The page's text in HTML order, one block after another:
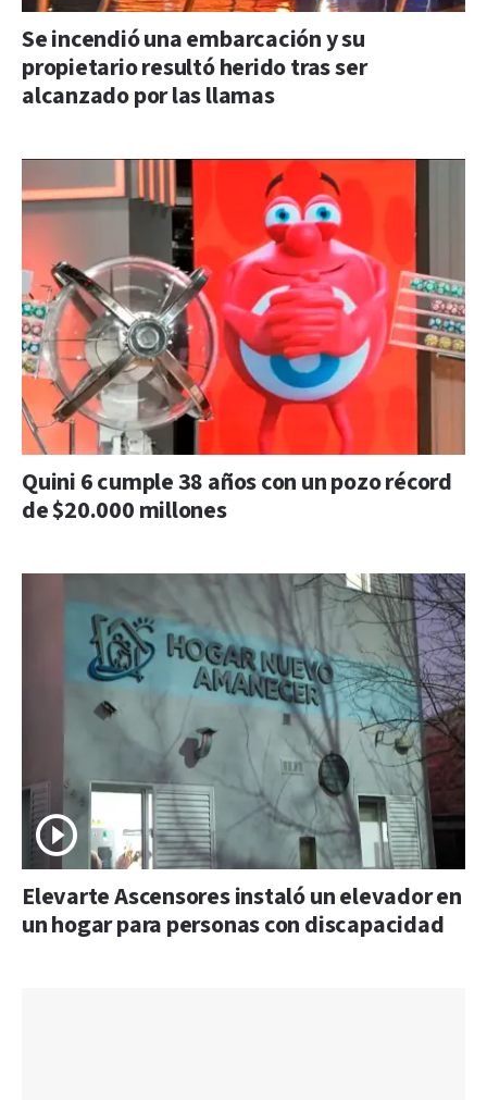
Se incendió una embarcación y su
propietario resultó herido tras ser
alcanzado por las llamas
Quini 6 cumple 38 años con un pozo récord
de $20.000 millones
Elevarte Ascensores instaló un elevador en
un hogar para personas con discapacidad